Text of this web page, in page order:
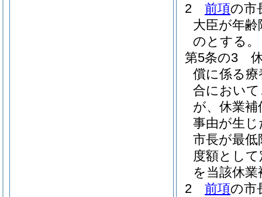
2
前項の市
大臣が年
のとする。
第5条の3
償に係る
合におい
が、休業
事由が生
市長が最
度額とし
を当該休
2
前項の市